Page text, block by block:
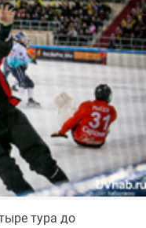
тура до